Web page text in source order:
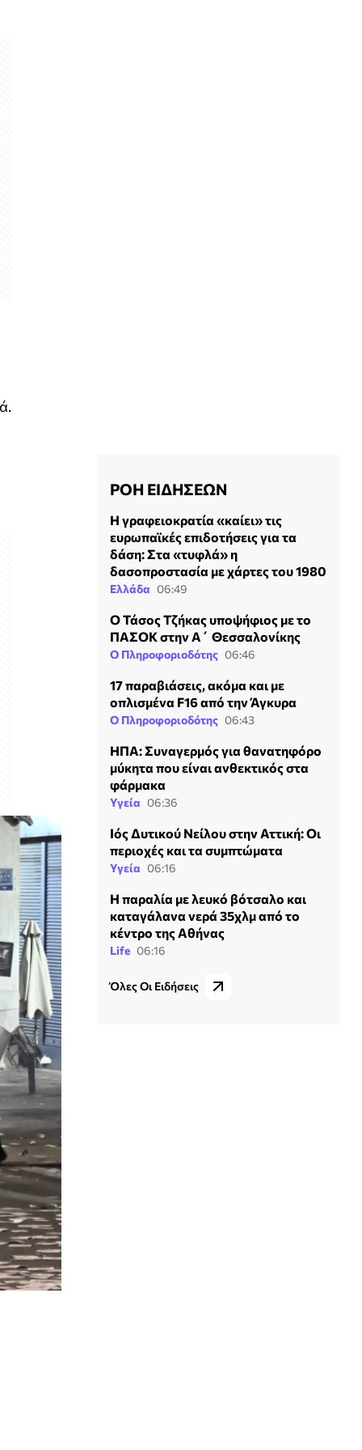
ΡΟΗ ΕΙΔΗΣΕΩΝ
H γραφειοκρατία «καίει» τις
ευρωπαϊκές επιδοτήσεις για τα
δάση: Στα «τυφλά» η
δασοπροστασία με χάρτες του 1980
Ελλάδα 06:49
Ο Τάσος Τζήκας υποψήφιος με το
ΠΑΣΟΚ στην Α΄ Θεσσαλονίκης
Ο Πληροφοριοδότης 06:46
17 παραβιάσεις, ακόμα και με
οπλισμένα F16 από την Άγκυρα
Ο Πληροφοριοδότης 06:43
ΗΠΑ: Συναγερμός για θανατηφόρο
μύκητα που είναι ανθεκτικός στα
φάρμακα
Υγεία 06:36
Ιός Δυτικού Νείλου στην Αττική: Οι
περιοχές και τα συμπτώματα
Υγεία 06:16
Η παραλία με λευκό βότσαλο και
καταγάλανα νερά 35χλμ από το
κέντρο της Αθήνας
Life 06:16
Όλες Οι Ειδήσεις